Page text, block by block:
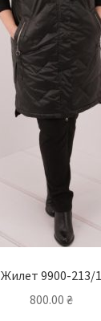
Жилет 9900-213/1
800.00 ₴